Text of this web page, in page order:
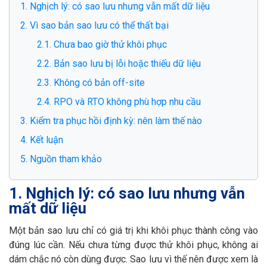
1. Nghịch lý: có sao lưu nhưng vẫn mất dữ liệu
2. Vì sao bản sao lưu có thể thất bại
2.1. Chưa bao giờ thử khôi phục
2.2. Bản sao lưu bị lỗi hoặc thiếu dữ liệu
2.3. Không có bản off-site
2.4. RPO và RTO không phù hợp nhu cầu
3. Kiểm tra phục hồi định kỳ: nên làm thế nào
4. Kết luận
5. Nguồn tham khảo
1. Nghịch lý: có sao lưu nhưng vẫn
mất dữ liệu
Một bản sao lưu chỉ có giá trị khi khôi phục thành công vào
đúng lúc cần. Nếu chưa từng được thử khôi phục, không ai
dám chắc nó còn dùng được. Sao lưu vì thế nên được xem là